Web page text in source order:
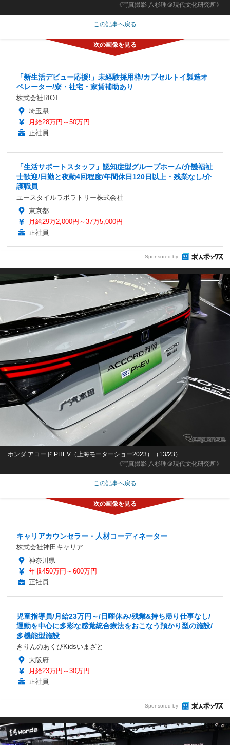
《写真撮影 八杉理＠現代文化研究所》
この記事へ戻る
「新生活デビュー応援!」未経験採用枠/カプセルトイ製造オ
ペレーター/寮・社宅・家賃補助あり
株式会社RIOT
埼玉県
月給28万円～50万円
正社員
「生活サポートスタッフ」認知症型グループホーム/介護福祉
士歓迎/日勤と夜勤4回程度/年間休日120日以上・残業なし/介
護職員
ユースタイルラボラトリー株式会社
東京都
月給29万2,000円～37万5,000円
正社員
Sponsored by
《写真撮影 八杉理＠現代文化研究所》
ホンダ アコード PHEV（上海モーターショー2023）（13/23）
この記事へ戻る
キャリアカウンセラー・人材コーディネーター
株式会社神田キャリア
神奈川県
年収450万円～600万円
正社員
児童指導員/月給23万円～/日曜休み/残業&持ち帰り仕事なし/
運動を中心に多彩な感覚統合療法をおこなう預かり型の施設/
多機能型施設
きりんのあくびKidsいまざと
大阪府
月給23万円～30万円
正社員
Sponsored by